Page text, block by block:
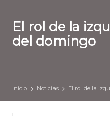
El rol de la
del domingo
Inicio Noticias El rol de la